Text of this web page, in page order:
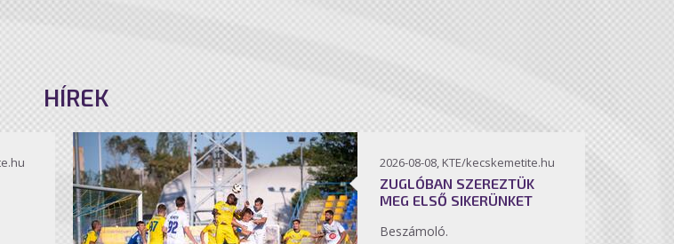
HÍREK
2026-08-08, KTE/kecskemetite.hu
ZUGLÓBAN SZEREZTÜK
MEG ELSŐ SIKERÜNKET
Beszámoló.